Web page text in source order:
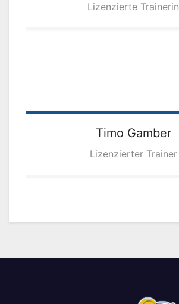
Lizenzierte Trainerin
Timo Gamber
Lizenzierter Trainer